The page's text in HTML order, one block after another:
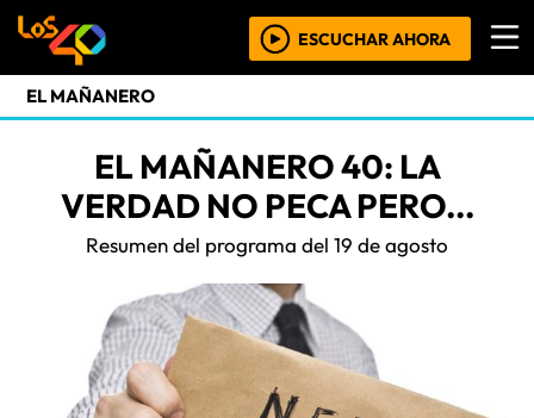
ESCUCHAR AHORA
EL MAÑANERO
EL MAÑANERO 40: LA
VERDAD NO PECA PERO...
Resumen del programa del 19 de agosto